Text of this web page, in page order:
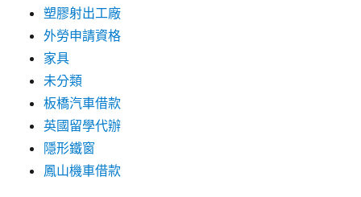
塑膠射出工廠
外勞申請資格
家具
未分類
板橋汽車借款
英國留學代辦
隱形鐵窗
鳳山機車借款